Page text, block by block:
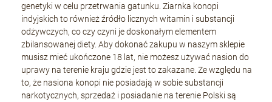
genetyki w celu przetrwania gatunku. Ziarnka konopi
indyjskich to również źródło licznych witamin i substancji
odżywczych, co czy czyni je doskonałym elementem
zbilansowanej diety. Aby dokonać zakupu w naszym sklepie
musisz mieć ukończone 18 lat, nie możesz używać nasion do
uprawy na terenie kraju gdzie jest to zakazane. Ze względu na
to, że nasiona konopi nie posiadają w sobie substancji
narkotycznych, sprzedaż i posiadanie na terenie Polski są